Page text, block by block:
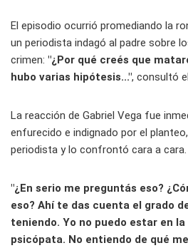
El episodio ocurrió promediando la
un periodista indagó al padre sobre
crimen: "¿Por qué creés que
hubo varias hipótesis...", consultó
La reacción de Gabriel Vega fue
enfurecido e indignado por el
periodista y lo confrontó cara a cara.
"¿En serio me preguntás eso?
eso? Ahí te das cuenta el grado
teniendo. Yo no puedo estar en la
psicópata. No entiendo de qué